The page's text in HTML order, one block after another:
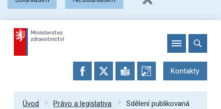
Kontakty
Úvod Právo a legislativa
Sdělení publikovaná